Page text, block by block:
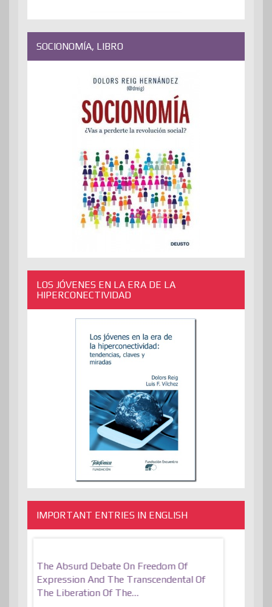
SOCIONOMÍA, LIBRO
LOS JÓVENES EN LA ERA DE LA
HIPERCONECTIVIDAD
IMPORTANT ENTRIES IN ENGLISH
The Absurd Debate On Freedom Of
Expression And The Transcendental Of
The Liberation Of The…